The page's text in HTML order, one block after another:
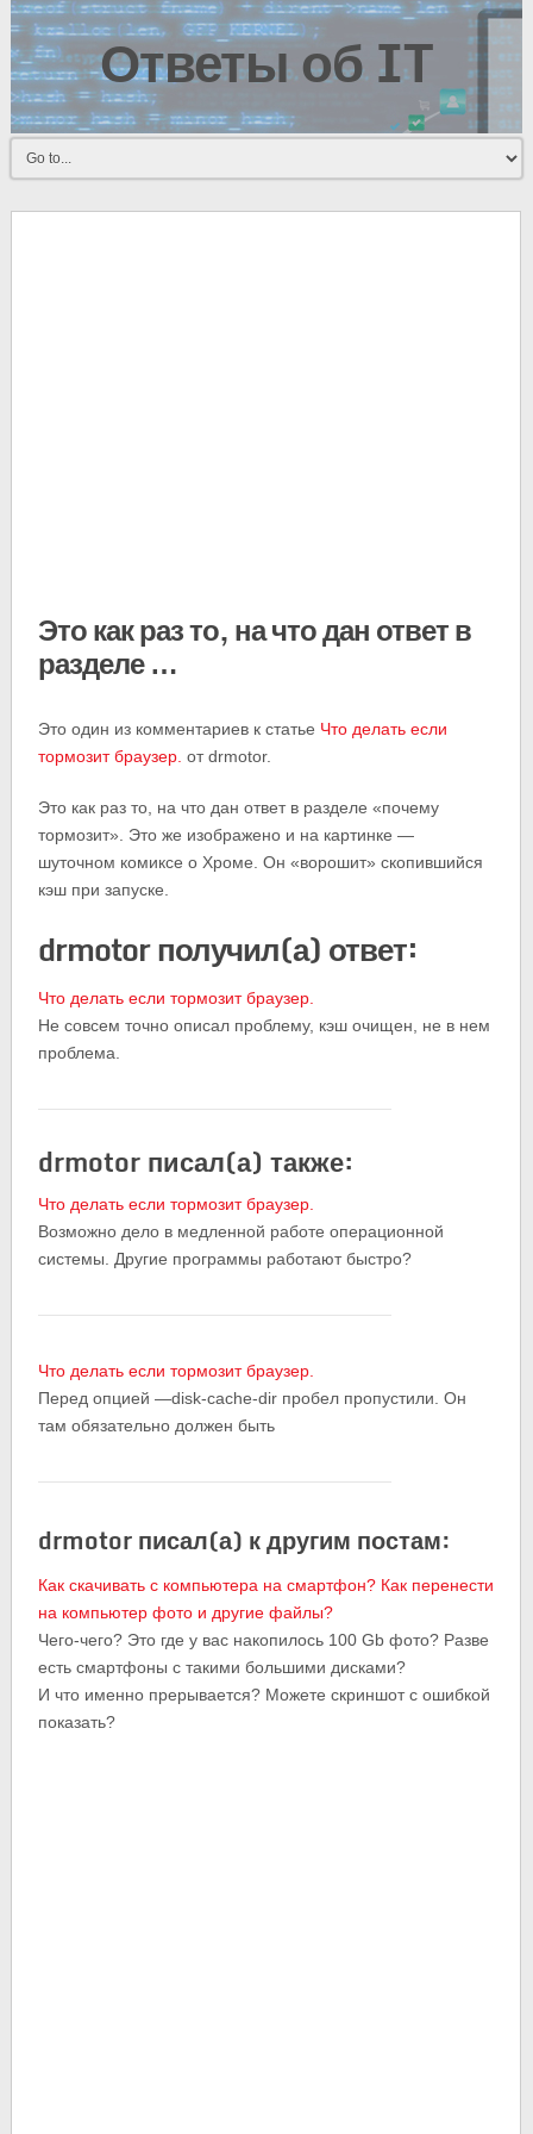
Ответы об IT
Это как раз то, на что дан ответ в
разделе …
Это один из комментариев к статье Что делать если
тормозит браузер. от drmotor.
Это как раз то, на что дан ответ в разделе «почему
тормозит». Это же изображено и на картинке —
шуточном комиксе о Хроме. Он «ворошит» скопившийся
кэш при запуске.
drmotor получил(а) ответ:
Что делать если тормозит браузер.
Не совсем точно описал проблему, кэш очищен, не в нем
проблема.
drmotor писал(а) также:
Что делать если тормозит браузер.
Возможно дело в медленной работе операционной
системы. Другие программы работают быстро?
Что делать если тормозит браузер.
Перед опцией —disk-cache-dir пробел пропустили. Он
там обязательно должен быть
drmotor писал(а) к другим постам:
Как скачивать с компьютера на смартфон? Как перенести
на компьютер фото и другие файлы?
Чего-чего? Это где у вас накопилось 100 Gb фото? Разве
есть смартфоны с такими большими дисками?
И что именно прерывается? Можете скриншот с ошибкой
показать?